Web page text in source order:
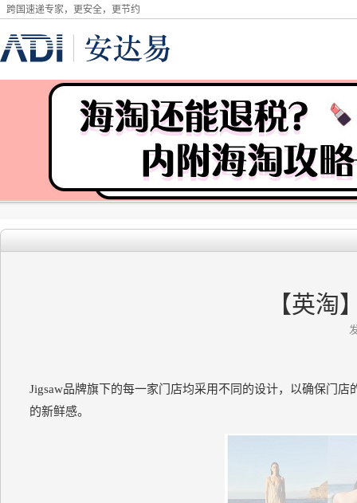
跨国速递专家，更安全，更节约
【英淘
Jigsaw品牌旗下的每一家门店均采用不同的设计，以确保门
的新鲜感。